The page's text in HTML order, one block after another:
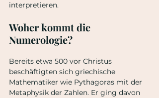
interpretieren.
Woher kommt die
Numerologie?
Bereits etwa 500 vor Christus
beschäftigten sich griechische
Mathematiker wie Pythagoras mit der
Metaphysik der Zahlen. Er ging davon